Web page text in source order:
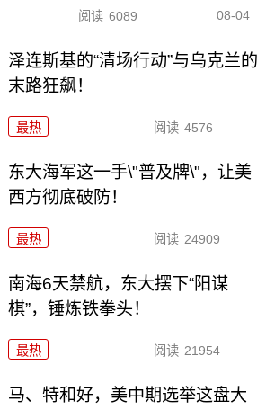
阅读 6089 08-04
泽连斯基的“清场行动”与乌克兰的
末路狂飙！
最热 阅读 4576
东大海军这一手\"普及牌\"，让美
西方彻底破防！
最热 阅读 24909
南海6天禁航，东大摆下“阳谋
棋”，锤炼铁拳头！
最热 阅读 21954
马、特和好，美中期选举这盘大